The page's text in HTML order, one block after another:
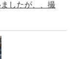
したが、、撮